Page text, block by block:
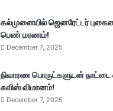
கல்முனையில் ஜெனரேட்டர்
பெண் மரணம்!
December 7, 2025
நிவாரண பொருட்களுடன்
சுவிஸ் விமானம்!
December 7, 2025